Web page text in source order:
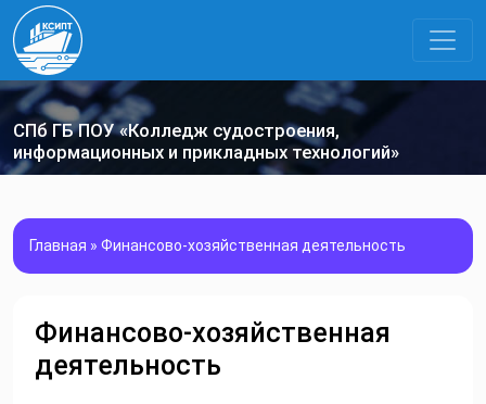
СПб ГБ ПОУ «Колледж судостроения,
информационных и прикладных технологий»
Главная » Финансово-хозяйственная деятельность
Финансово-хозяйственная
деятельность